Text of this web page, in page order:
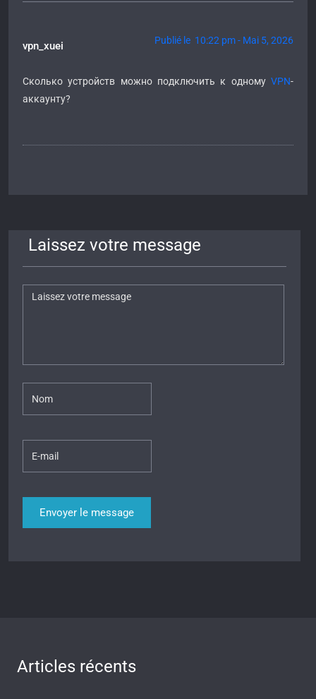
vpn_xuei Publié le 10:22 pm - Mai 5, 2026
Сколько устройств можно подключить к одному VPN-
аккаунту?
Laissez votre message
Articles récents